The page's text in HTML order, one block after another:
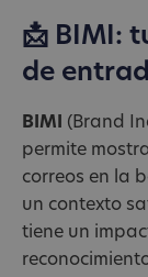
📩 BIMI:
de
BIMI
(Brand
permite
correos en la
un contexto
tiene un